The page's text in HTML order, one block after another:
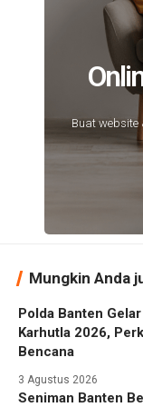
Buat
Mungkin Anda
Polda Banten
Karhutla 2026,
Bencana
3 Agustus 2026
Seniman Banten